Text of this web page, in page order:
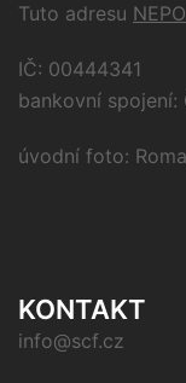
Tuto adresu
IČ: 00444341
bankovní spojení:
úvodní foto:
KONTAKT
info@scf.cz